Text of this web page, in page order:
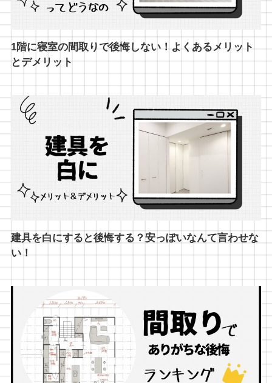
1階に寝室の間取りで後悔しない！よくあるメリット
とデメリット
建具を白にすると後悔する？安っぽいなんて言わせな
い！